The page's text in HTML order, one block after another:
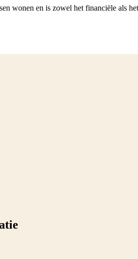
wonen en is zowel het financiële als